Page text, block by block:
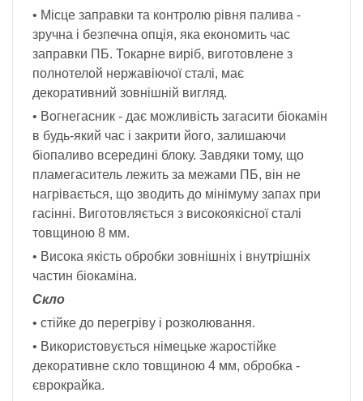
• Місце заправки та контролю рівня палива -
зручна і безпечна опція, яка економить час
заправки ПБ. Токарне виріб, виготовлене з
полнотелой нержавіючої сталі, має
декоративний зовнішній вигляд.
• Вогнегасник - дає можливість загасити біокамін
в будь-який час і закрити його, залишаючи
біопаливо всередині блоку. Завдяки тому, що
пламегаситель лежить за межами ПБ, він не
нагрівається, що зводить до мінімуму запах при
гасінні. Виготовляється з високоякісної сталі
товщиною 8 мм.
• Висока якість обробки зовнішніх і внутрішніх
частин біокаміна.
Скло
• стійке до перегріву і розколювання.
• Використовується німецьке жаростійке
декоративне скло товщиною 4 мм, обробка -
єврокрайка.